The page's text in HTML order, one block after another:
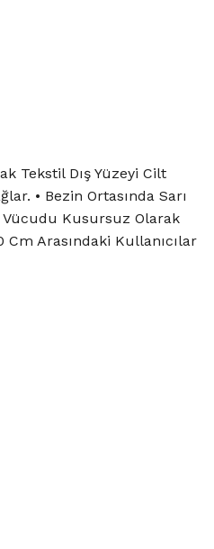
Tekstil Dış Yüzeyi Cilt
• Bezin Ortasında Sarı
Vücudu Kusursuz Olarak
Cm Arasındaki Kullanıcılar